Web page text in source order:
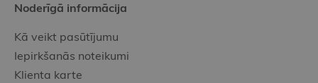
Noderīgā informācija
Kā veikt pasūtījumu
Iepirkšanās noteikumi
Klienta karte